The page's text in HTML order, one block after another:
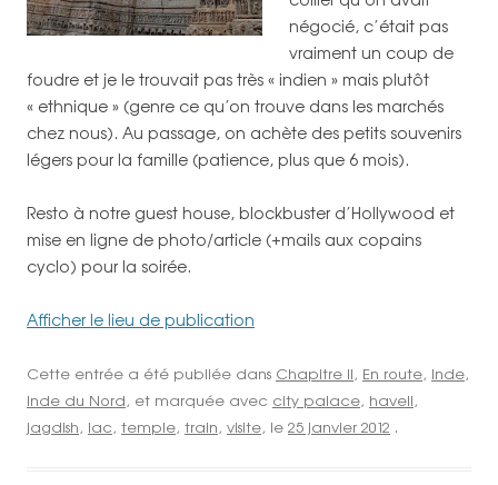
négocié, c’était pas
vraiment un coup de
foudre et je le trouvait pas très « indien » mais plutôt
« ethnique » (genre ce qu’on trouve dans les marchés
chez nous). Au passage, on achète des petits souvenirs
légers pour la famille (patience, plus que 6 mois).
Resto à notre guest house, blockbuster d’Hollywood et
mise en ligne de photo/article (+mails aux copains
cyclo) pour la soirée.
Afficher le lieu de publication
Cette entrée a été publiée dans Chapitre II, En route, Inde,
Inde du Nord, et marquée avec city palace, haveli,
jagdish, lac, temple, train, visite, le 25 janvier 2012 .